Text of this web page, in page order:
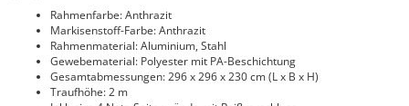
Rahmenfarbe: Anthrazit
Markisenstoff-Farbe: Anthrazit
Rahmenmaterial: Aluminium, Stahl
Gewebematerial: Polyester mit PA-Beschichtung
Gesamtabmessungen: 296 x 296 x 230 cm (L x B x H)
Traufhöhe: 2 m